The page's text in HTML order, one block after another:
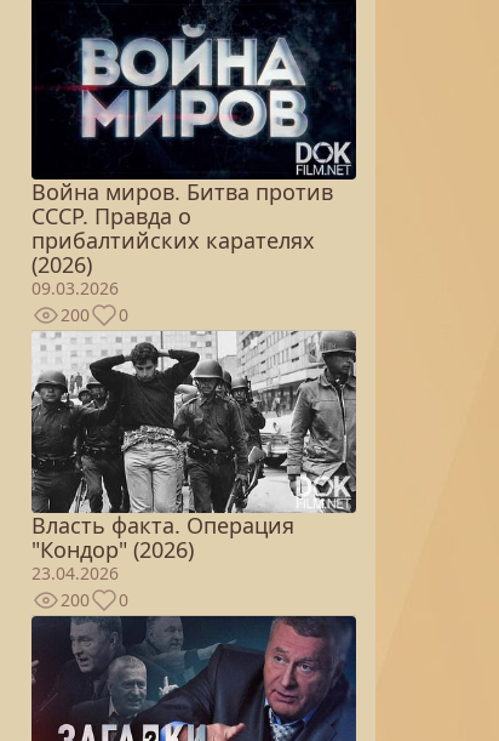
Война миров. Битва против
СССР. Правда о
прибалтийских карателях
(2026)
09.03.2026
200
0
Власть факта. Операция
"Кондор" (2026)
23.04.2026
200
0